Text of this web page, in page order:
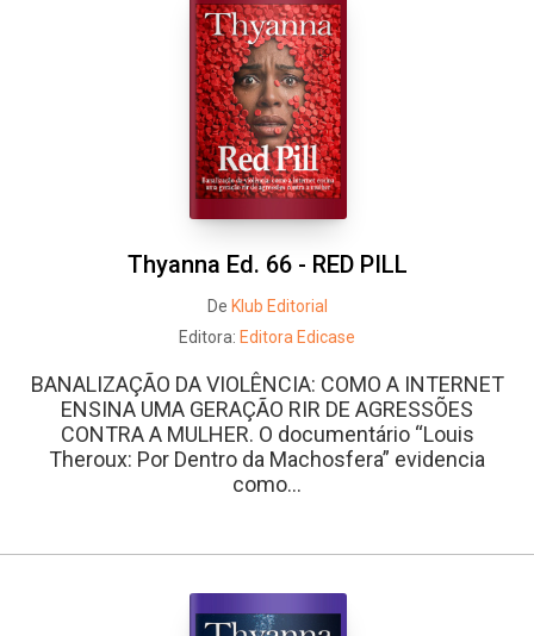
Thyanna Ed. 66 - RED PILL
De Klub Editorial
Editora: Editora Edicase
BANALIZAÇÃO DA VIOLÊNCIA: COMO A INTERNET
ENSINA UMA GERAÇÃO RIR DE AGRESSÕES
CONTRA A MULHER. O documentário “Louis
Theroux: Por Dentro da Machosfera” evidencia
como...